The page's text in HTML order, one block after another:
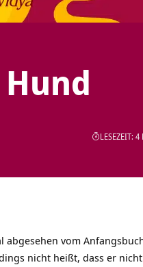
LESEZEIT:
abgesehen vom
nicht heißt, dass er